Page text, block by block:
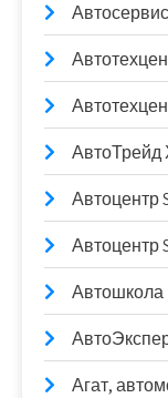
АвтоТрейд
Автоцентр
Автоцентр
Автошкола
Агат,